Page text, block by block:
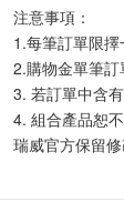
注意事項：
1.每筆訂單限
2.購物金單筆
3. 若訂單中含
4. 組合產品恕
瑞威官方保留修